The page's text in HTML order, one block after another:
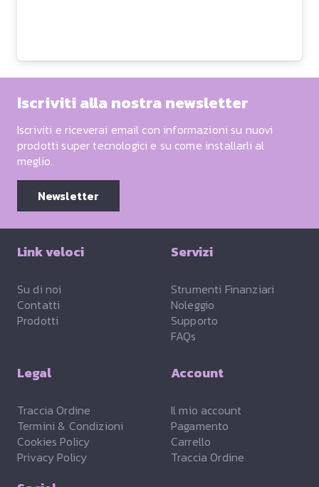
Iscriviti alla nostra newsletter
Iscriviti e riceverai email con informazioni su nuovi
prodotti super tecnologici e su come installarli al
meglio.
Newsletter
Link veloci
Su di noi
Contatti
Prodotti
Servizi
Strumenti Finanziari
Noleggio
Supporto
FAQs
Legal
Traccia Ordine
Termini & Condizioni
Cookies Policy
Privacy Policy
Account
Il mio account
Pagamento
Carrello
Traccia Ordine